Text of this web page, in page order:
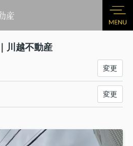
川越不動産
変更
変更